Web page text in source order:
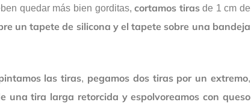
quedar más bien gorditas,cortamos tirasde 1 cm de
un tapete de silicona y el tapete sobre una bandeja
las tiras, pegamos dos tiras por un extremo,
una tira larga retorcida y espolvoreamos con queso